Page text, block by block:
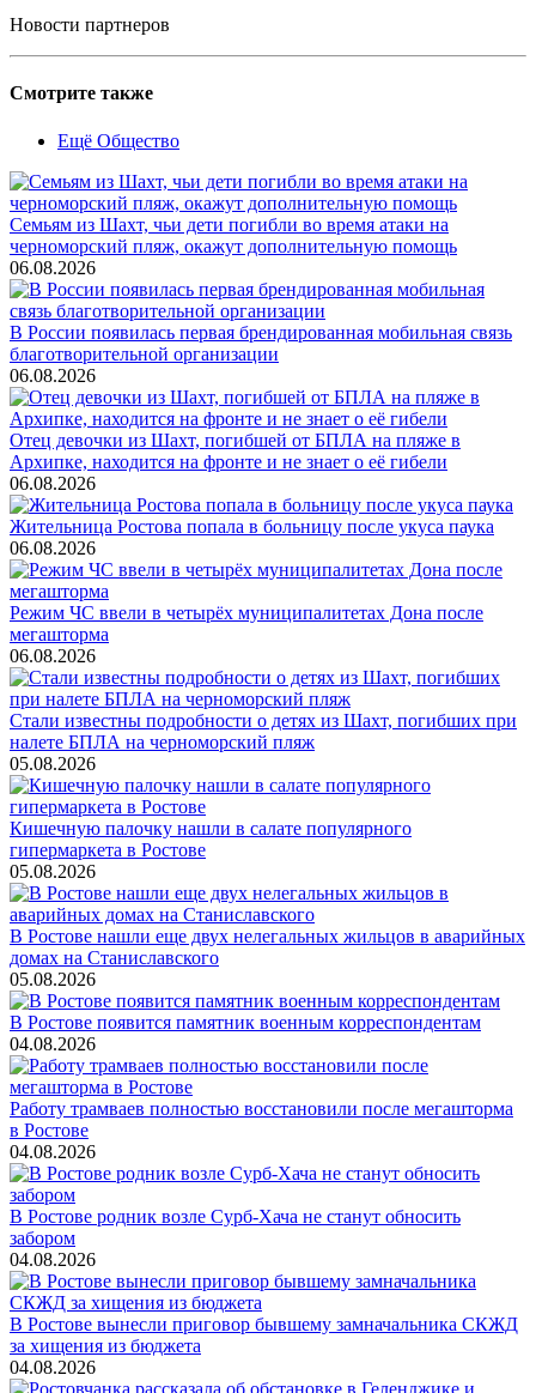
Новости партнеров
Смотрите также
Ещё Общество
Семьям из Шахт, чьи дети погибли во время атаки на
черноморский пляж, окажут дополнительную помощь
06.08.2026
В России появилась первая брендированная мобильная связь
благотворительной организации
06.08.2026
Отец девочки из Шахт, погибшей от БПЛА на пляже в
Архипке, находится на фронте и не знает о её гибели
06.08.2026
Жительница Ростова попала в больницу после укуса паука
06.08.2026
Режим ЧС ввели в четырёх муниципалитетах Дона после
мегашторма
06.08.2026
Стали известны подробности о детях из Шахт, погибших при
налете БПЛА на черноморский пляж
05.08.2026
Кишечную палочку нашли в салате популярного
гипермаркета в Ростове
05.08.2026
В Ростове нашли еще двух нелегальных жильцов в аварийных
домах на Станиславского
05.08.2026
В Ростове появится памятник военным корреспондентам
04.08.2026
Работу трамваев полностью восстановили после мегашторма
в Ростове
04.08.2026
В Ростове родник возле Сурб-Хача не станут обносить
забором
04.08.2026
В Ростове вынесли приговор бывшему замначальника СКЖД
за хищения из бюджета
04.08.2026